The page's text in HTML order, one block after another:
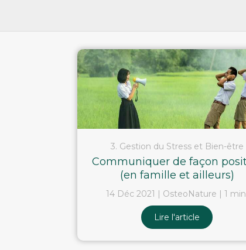
3. Gestion du Stress et Bien-être
Communiquer de façon
(en famille et ailleurs)
14 Déc 2021 OsteoNature 1
Lire l'article